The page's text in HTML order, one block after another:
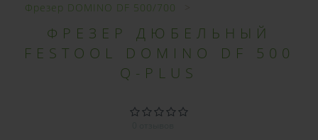
Фрезер DOMINO DF 500/700
ФРЕЗЕР ДЮБЕЛЬНЫЙ
FESTOOL DOMINO DF 500
Q-PLUS